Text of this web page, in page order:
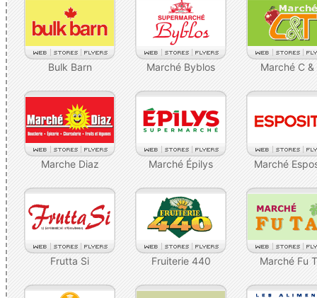
Bulk Barn Marché Byblos Marché C &
Marche Diaz Marché Épilys Marché
Frutta Si Fruiterie 440 Marché Fu